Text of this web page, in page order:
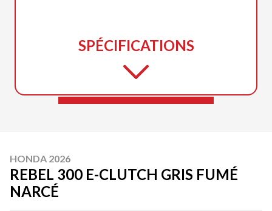
SPÉCIFICATIONS
HONDA 2026
REBEL 300 E-CLUTCH GRIS FUMÉ
NARCÉ